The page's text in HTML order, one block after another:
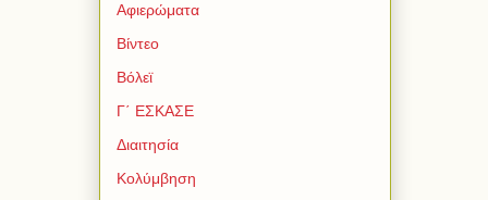
Αφιερώματα
Βίντεο
Βόλεϊ
Γ΄ ΕΣΚΑΣΕ
Διαιτησία
Κολύμβηση